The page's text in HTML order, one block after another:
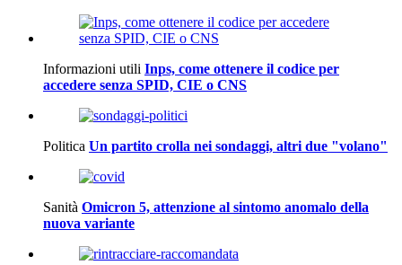
Informazioni utili Inps, come ottenere il codice per
accedere senza SPID, CIE o CNS
Politica Un partito crolla nei sondaggi, altri due "volano"
Sanità Omicron 5, attenzione al sintomo anomalo della
nuova variante